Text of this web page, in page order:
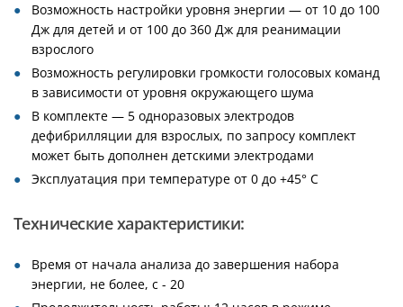
Возможность настройки уровня энергии — от 10 до 100
Дж для детей и от 100 до 360 Дж для реанимации
взрослого
Возможность регулировки громкости голосовых команд
в зависимости от уровня окружающего шума
В комплекте — 5 одноразовых электродов
дефибрилляции для взрослых, по запросу комплект
может быть дополнен детскими электродами
Эксплуатация при температуре от 0 до +45° С
Технические характеристики:
Время от начала анализа до завершения набора
энергии, не более, с - 20